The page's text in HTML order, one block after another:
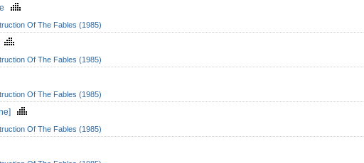
Of The Fables (1985)
Of The Fables (1985)
Of The Fables (1985)
Of The Fables (1985)